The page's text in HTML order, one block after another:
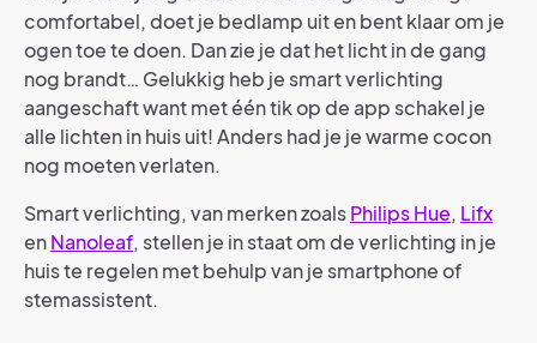
comfortabel, doet je bedlamp uit en bent klaar om je
ogen toe te doen. Dan zie je dat het licht in de gang
nog brandt… Gelukkig heb je smart verlichting
aangeschaft want met één tik op de app schakel je
alle lichten in huis uit! Anders had je je warme cocon
nog moeten verlaten.
Smart verlichting, van merken zoalsPhilips Hue, Lifx
enNanoleaf, stellen je in staat om de verlichting in je
huis te regelen met behulp van je smartphone of
stemassistent.